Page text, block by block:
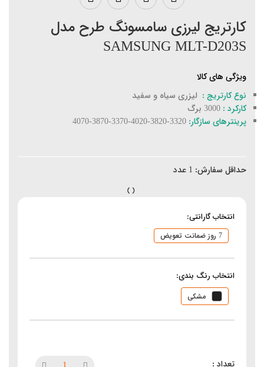
کارتریج لیرزی سامسونگ طرح مدل
SAMSUNG MLT-D203S
ویژگی های کالا
نوع کارتریج : لیزری سیاه و سفید
کارکرد :
پرینترهای سازگار:
حداقل سفارش: 1 عدد
انتخاب گارانتی:
7 روز ضمانت تعویض
انتخاب رنگ بندی:
مشکی